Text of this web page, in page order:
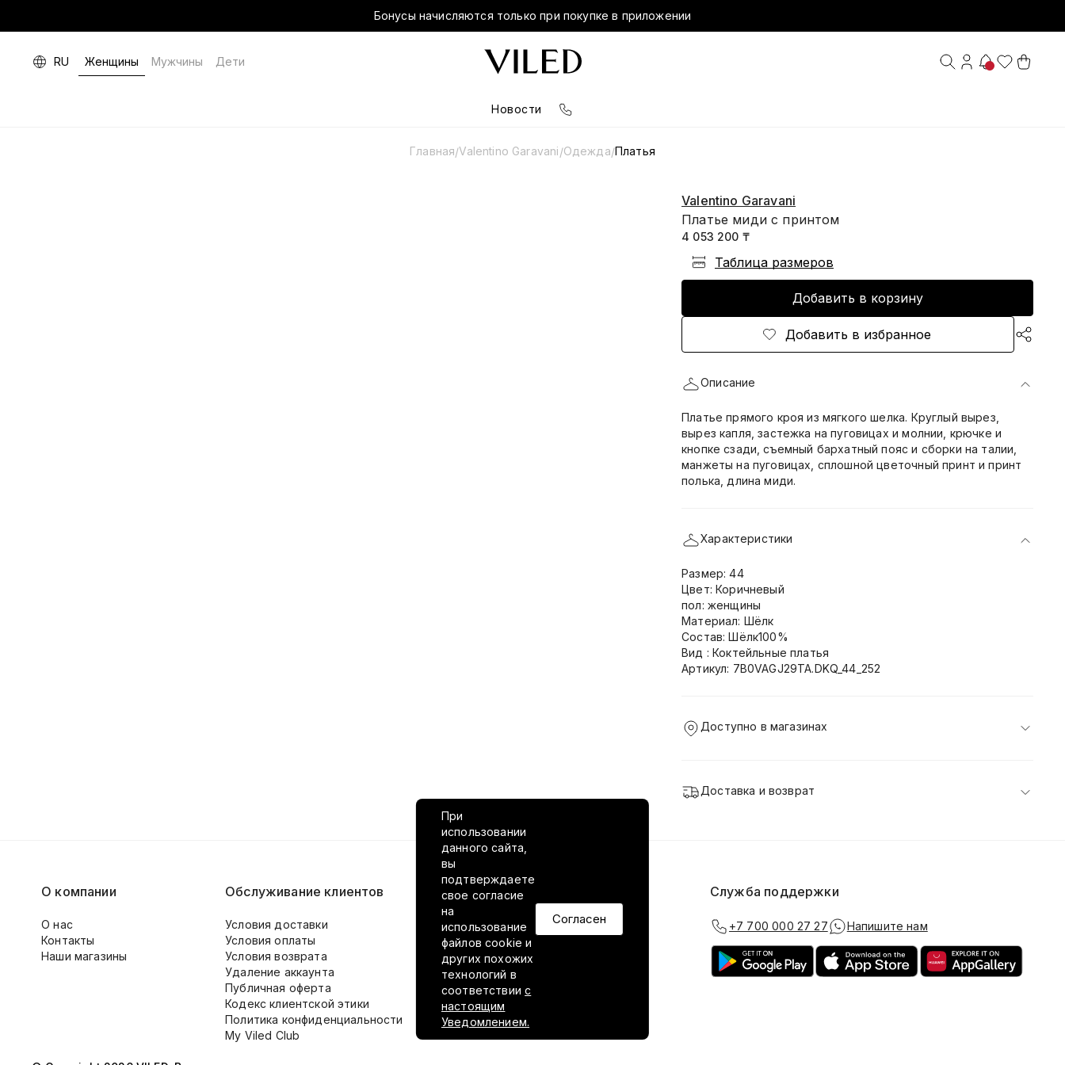
Бонусы начисляются только при покупке в приложении
RU Женщины Мужчины Дети
Новости
Главная/Valentino Garavani/Одежда/Платья
Valentino Garavani
Платье миди с принтом
4 053 200 ₸
Таблица размеров
Добавить в корзину
Добавить в избранное
Описание
Платье прямого кроя из мягкого шелка. Круглый вырез,
вырез капля, застежка на пуговицах и молнии, крючке и
кнопке сзади, съемный бархатный пояс и сборки на талии,
манжеты на пуговицах, сплошной цветочный принт и принт
полька, длина миди.
Характеристики
Размер: 44
Цвет: Коричневый
пол: женщины
Материал: Шёлк
Состав: Шёлк100%
Вид : Коктейльные платья
Артикул: 7B0VAGJ29TA.DKQ_44_252
Доступно в магазинах
Доставка и возврат
При
использовании
данного сайта,
вы
подтверждаете
свое согласие
на
использование
файлов cookie и
других похожих
технологий в
соответствиис
настоящим
Уведомлением.
Согласен
О компании
О нас
Контакты
Наши магазины
Обслуживание клиентов
Условия доставки
Условия оплаты
Условия возврата
Удаление аккаунта
Публичная оферта
Кодекс клиентской этики
Политика конфиденциальности
My Viled Club
VILED в соцсетях Служба поддержки
+7 700 000 27 27 Напишите нам